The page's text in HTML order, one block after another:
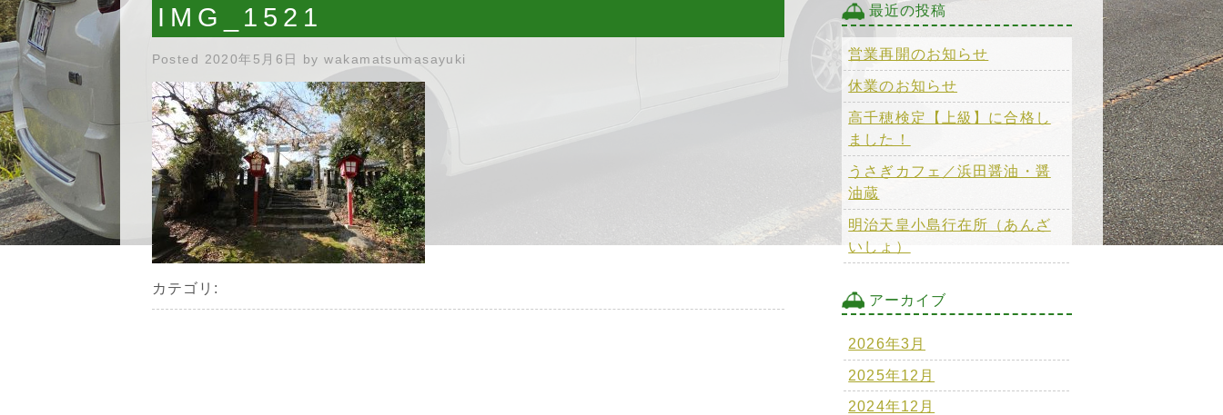
IMG_1521
Posted 2020年5月6日 bywakamatsumasayuki
カテゴリ:
最近の投稿
営業再開のお知らせ
休業のお知らせ
高千穂検定【上級】に合格し
ました！
うさぎカフェ／浜田醤油・醤
油蔵
明治天皇小島行在所（あんざ
いしょ）
アーカイブ
2026年3月
2025年12月
2024年12月